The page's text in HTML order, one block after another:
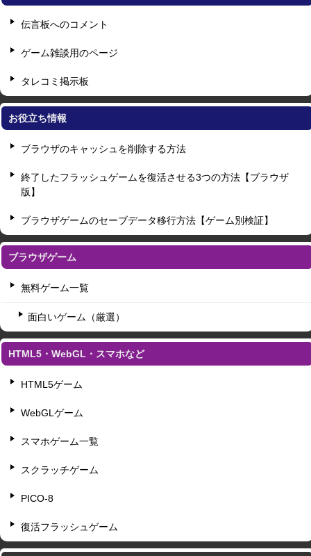
伝言板へのコメント
ゲーム雑談用のページ
タレコミ掲示板
お役立ち情報
ブラウザのキャッシュを削除する方法
終了したフラッシュゲームを復活させる3つの方法【ブラウザ
版】
ブラウザゲームのセーブデータ移行方法【ゲーム別検証】
ブラウザゲーム
無料ゲーム一覧
面白いゲーム（厳選）
HTML5・WebGL・スマホなど
HTML5ゲーム
WebGLゲーム
スマホゲーム一覧
スクラッチゲーム
PICO-8
復活フラッシュゲーム